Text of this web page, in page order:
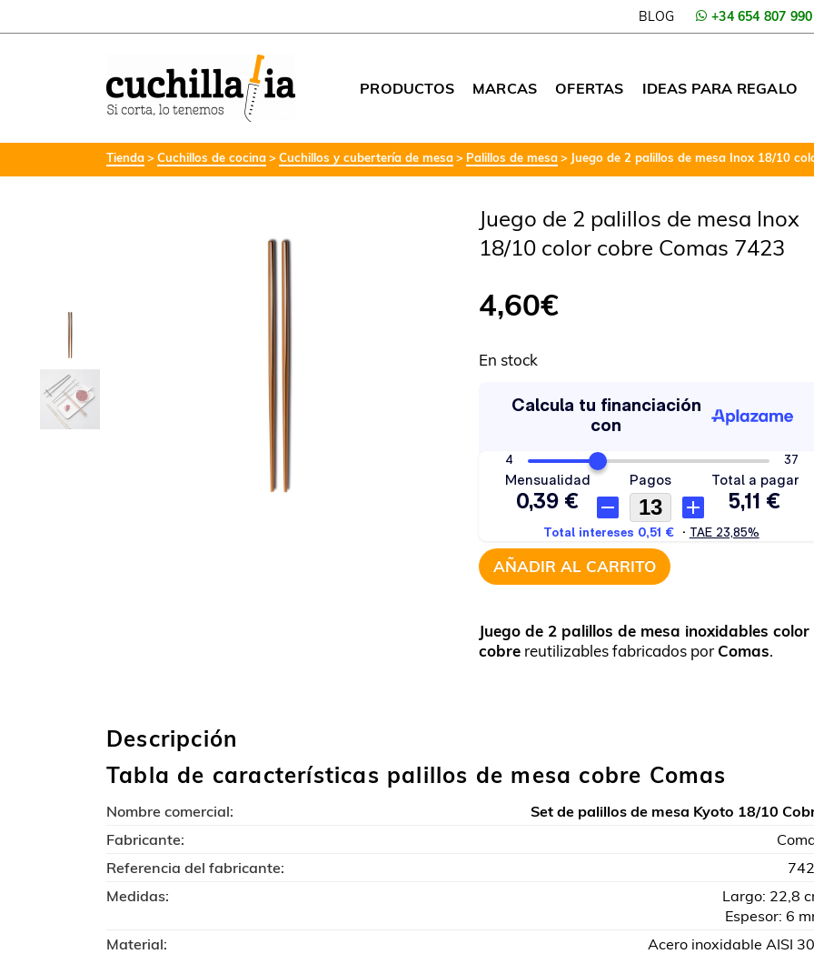
BLOG +34 654 807 990
PRODUCTOS MARCAS OFERTAS IDEAS PARA REGALO
Tienda Cuchillos de cocina Cuchillos y cubertería de mesa Palillos de mesa Juego de 2 palillos de mesa Inox 18/10
Juego de 2 palillos de mesa Inox
18/10 color cobre Comas 7423
4,60€
En stock
AÑADIR AL CARRITO
Juego de 2 palillos de mesa inoxidables color
cobre reutilizables fabricados por Comas.
Descripción
Tabla de características palillos de mesa cobre Comas
Nombre comercial:
Set de palillos de mesa Kyoto 18/10
Fabricante:
Referencia del fabricante:
Medidas:
Largo: 22,8
Espesor: 6
Material:
Acero inoxidable AISI